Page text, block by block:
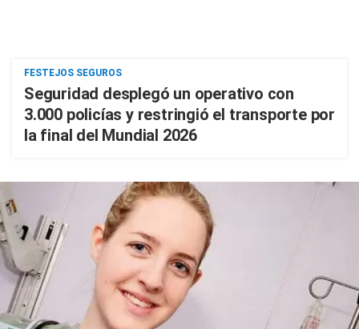
FESTEJOS SEGUROS
Seguridad desplegó un operativo con
3.000 policías y restringió el transporte por
la final del Mundial 2026